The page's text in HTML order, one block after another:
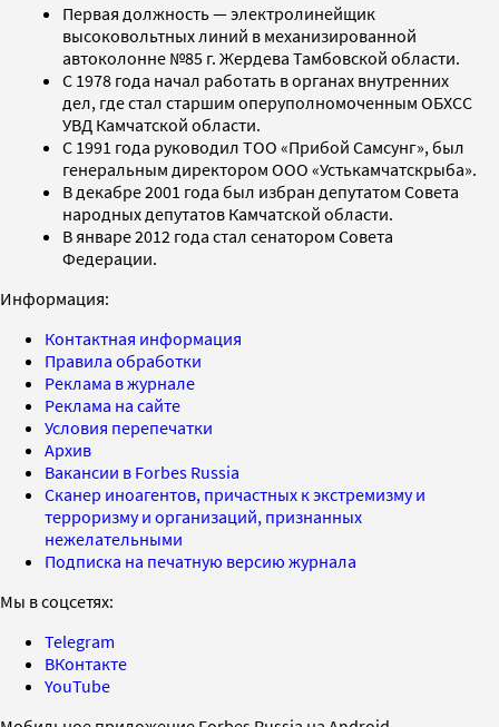
Первая должность — электролинейщик
высоковольтных линий в механизированной
автоколонне №85 г. Жердева Тамбовской области.
С 1978 года начал работать в органах внутренних
дел, где стал старшим оперуполномоченным ОБХСС
УВД Камчатской области.
С 1991 года руководил ТОО «Прибой Самсунг», был
генеральным директором ООО «Устькамчатскрыба».
В декабре 2001 года был избран депутатом Совета
народных депутатов Камчатской области.
В январе 2012 года стал сенатором Совета
Федерации.
Информация:
Контактная информация
Правила обработки
Реклама в журнале
Реклама на сайте
Условия перепечатки
Архив
Вакансии в Forbes Russia
Сканер иноагентов, причастных к экстремизму и
терроризму и организаций, признанных
нежелательными
Подписка на печатную версию журнала
Мы в соцсетях:
Telegram
ВКонтакте
YouTube